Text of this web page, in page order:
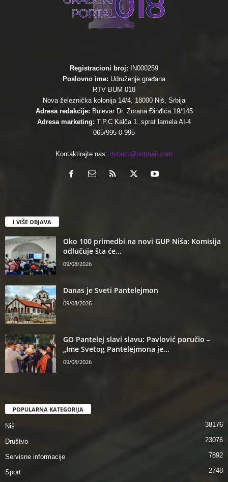
Registracioni broj:
IN000259
Poslovno ime: Udruženje građana
RTV BUM 018
Nova železnička kolonija 14/4, 18000 Niš, Srbija
Adresa redakcije: Bulevar Dr. Zorana Đinđića 19/145
Adresa marketing: T.P.C Kalča 1. sprat lamela AI-4
065/995 0 995
Kontaktirajte nas: rtvbum@hotmail.com
I VIŠE OBJAVA
Oko 100 primedbi na novi GUP Niša: Komisija
odlučuje šta će...
09/08/2026
Danas je Sveti Pantelejmon
09/08/2026
GO Pantelej slavi slavu: Pavlović poručio –
„Ime Svetog Pantelejmona je...
09/08/2026
POPULARNA KATEGORIJA
Niš 38176
Društvo 23076
Servisne informacije 7892
Sport 2748